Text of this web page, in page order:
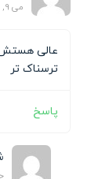
می 9, 2026 در 1:12 ق.ظ
ترسناک تر
پاسخ